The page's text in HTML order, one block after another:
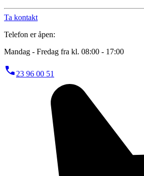
Ta kontakt
Telefon er åpen:
Mandag - Fredag fra kl. 08:00 - 17:00
23 96 00 51